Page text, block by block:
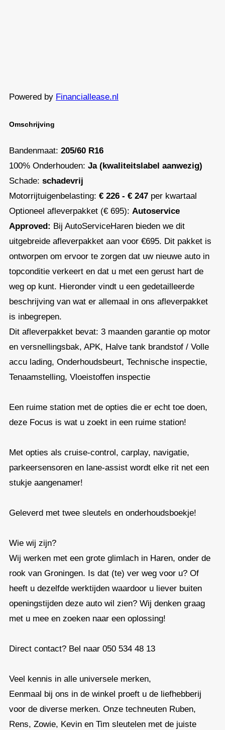
Powered by Financiallease.nl
Omschrijving
Bandenmaat: 205/60 R16
100% Onderhouden: Ja (kwaliteitslabel aanwezig)
Schade: schadevrij
Motorrijtuigenbelasting: € 226 - € 247 per kwartaal
Optioneel afleverpakket (€ 695): Autoservice
Approved: Bij AutoServiceHaren bieden we dit
uitgebreide afleverpakket aan voor €695. Dit pakket is
ontworpen om ervoor te zorgen dat uw nieuwe auto in
topconditie verkeert en dat u met een gerust hart de
weg op kunt. Hieronder vindt u een gedetailleerde
beschrijving van wat er allemaal in ons afleverpakket
is inbegrepen.
Dit afleverpakket bevat: 3 maanden garantie op motor
en versnellingsbak, APK, Halve tank brandstof / Volle
accu lading, Onderhoudsbeurt, Technische inspectie,
Tenaamstelling, Vloeistoffen inspectie
Een ruime station met de opties die er echt toe doen,
deze Focus is wat u zoekt in een ruime station!
Met opties als cruise-control, carplay, navigatie,
parkeersensoren en lane-assist wordt elke rit net een
stukje aangenamer!
Geleverd met twee sleutels en onderhoudsboekje!
Wie wij zijn?
Wij werken met een grote glimlach in Haren, onder de
rook van Groningen. Is dat (te) ver weg voor u? Of
heeft u dezelfde werktijden waardoor u liever buiten
openingstijden deze auto wil zien? Wij denken graag
met u mee en zoeken naar een oplossing!
Direct contact? Bel naar 050 534 48 13
Veel kennis in alle universele merken,
Eenmaal bij ons in de winkel proeft u de liefhebberij
voor de diverse merken. Onze techneuten Ruben,
Rens, Zowie, Kevin en Tim sleutelen met de juiste